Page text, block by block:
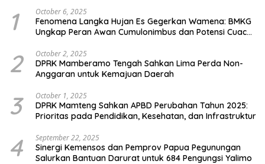
1 October 6, 2025
Fenomena Langka Hujan Es Gegerkan Wamena: BMKG
Ungkap Peran Awan Cumulonimbus dan Potensi Cuaca
2 October 2, 2025
DPRK Mamberamo Tengah Sahkan Lima Perda Non-
Anggaran untuk Kemajuan Daerah
3 October 1, 2025
DPRK Mamteng Sahkan APBD Perubahan Tahun 2025:
Prioritas pada Pendidikan, Kesehatan, dan Infrastruktur
4 September 22, 2025
Sinergi Kemensos dan Pemprov Papua Pegunungan
Salurkan Bantuan Darurat untuk 684 Pengungsi Yalimo